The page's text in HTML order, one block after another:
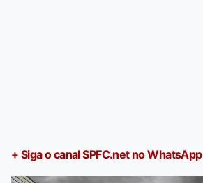
+ Siga o canal SPFC.net no WhatsApp